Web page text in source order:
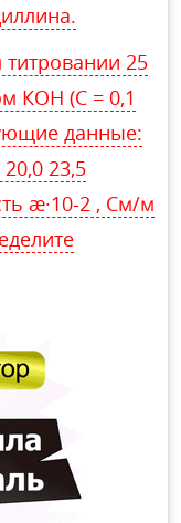
25
КОН (С = 0,1
данные:
23,5
æ·10-2 , См/м